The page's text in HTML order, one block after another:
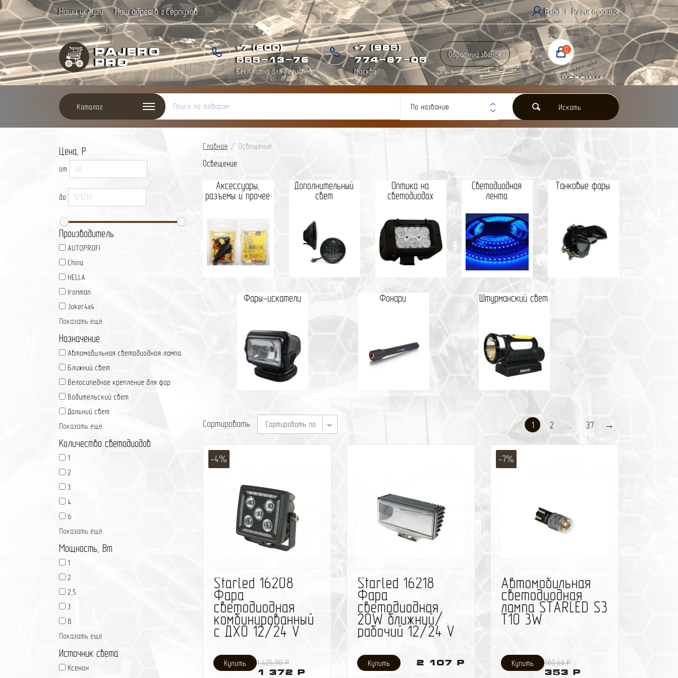
Наши услуги Наш адрес в г.Серпухов Вход | Регистрация
Pajero
Pro
+7 (800)
555-13-76
Бесплатно для регионов
+7 (985)
774-87-05
Москва
Обратный звонок
0
Корзина
0 Р
Каталог По названию Искать
Цена, Р
от
до
Производитель
AUTOPROFI
China
HELLA
Ironman
Joker4x4
Показать ещё
Назначение
Автомобильная светодиодная лампа
Ближний свет
Велосипедное крепление для фар
Водительский свет
Дальний свет
Показать ещё
Количество светодиодов
1
2
3
4
6
Показать ещё
Мощность, Вт
1
2
2,5
3
8
Показать ещё
Источник света
Ксенон
Главная / Освещение
Освещение
Аксессуары,
разъемы и прочее
Дополнительный
свет
Оптика на
светодиодах
Светодиодная
лента
Танковые фары
Фары-искатели Фонари Штурманский свет
Сортировать: Сортировать по: 1 2 37 →
-4%
Starled 16208
Фара
светодиодная
комбинированный
с ДХО 12/24 V
1 425,90 Р
1 372 Р
Starled 16218
Фара
светодиодная
20W ближний/
рабочий 12/24 V
2 107 Р
-7%
Автомобильная
светодиодная
лампа STARLED S3
T10 3W
380,63 Р
353 Р